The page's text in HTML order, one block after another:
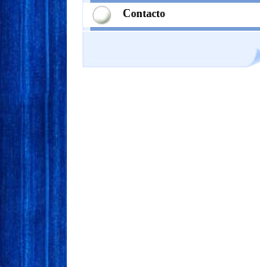
Contacto